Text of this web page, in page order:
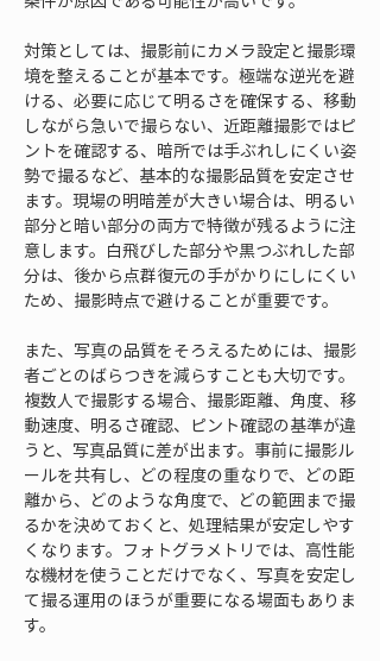
対策としては、撮影前にカメラ設定と撮影環
境を整えることが基本です。極端な逆光を避
ける、必要に応じて明るさを確保する、移動
しながら急いで撮らない、近距離撮影ではピ
ントを確認する、暗所では手ぶれしにくい姿
勢で撮るなど、基本的な撮影品質を安定させ
ます。現場の明暗差が大きい場合は、明るい
部分と暗い部分の両方で特徴が残るように注
意します。白飛びした部分や黒つぶれした部
分は、後から点群復元の手がかりにしにくい
ため、撮影時点で避けることが重要です。
また、写真の品質をそろえるためには、撮影
者ごとのばらつきを減らすことも大切です。
複数人で撮影する場合、撮影距離、角度、移
動速度、明るさ確認、ピント確認の基準が違
うと、写真品質に差が出ます。事前に撮影ル
ールを共有し、どの程度の重なりで、どの距
離から、どのような角度で、どの範囲まで撮
るかを決めておくと、処理結果が安定しやす
くなります。フォトグラメトリでは、高性能
な機材を使うことだけでなく、写真を安定し
て撮る運用のほうが重要になる場面もありま
す。